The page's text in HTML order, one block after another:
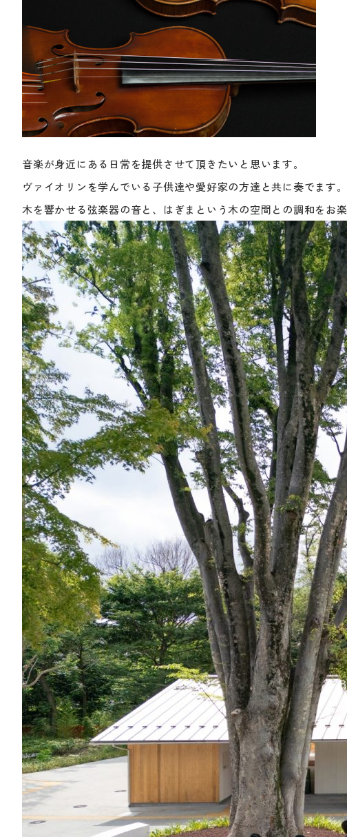
音楽が身近にある日常を提供させて頂きたいと思います。
ヴァイオリンを学んでいる子供達や愛好家の方達と共に奏でます。
木を響かせる弦楽器の音と、はぎまという木の空間との調和をお楽